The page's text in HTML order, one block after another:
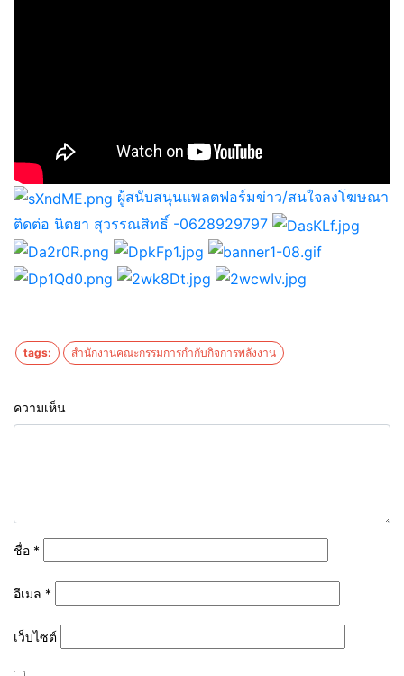
ผู้สนับสนุนแพลตฟอร์มข่าว/สนใจลงโฆษณา
ติดต่อ นิตยา สุวรรณสิทธิ์ -0628929797
tags: สำนักงานคณะกรรมการกำกับกิจการพลังงาน
ความเห็น
ชื่อ *
อีเมล *
เว็บไซต์